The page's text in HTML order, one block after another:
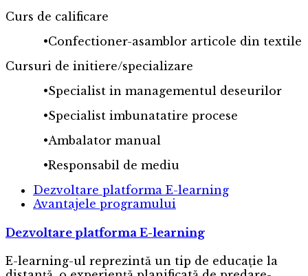
Curs de calificare
•Confectioner-asamblor articole din textile
Cursuri de initiere/specializare
•Specialist in managementul deseurilor
•Specialist imbunatatire procese
•Ambalator manual
•Responsabil de mediu
Dezvoltare platforma E-learning
Avantajele programului
Dezvoltare platforma E-learning
E-learning-ul reprezintă un tip de educație la